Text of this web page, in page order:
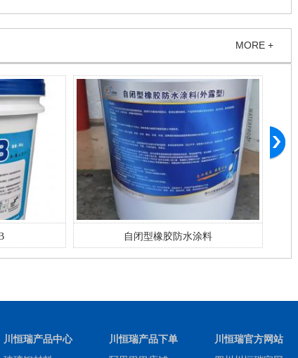
MORE +
高分子防水卷材胶粘剂
川恒瑞产品中心
川恒瑞产品下单
川恒瑞官方网站